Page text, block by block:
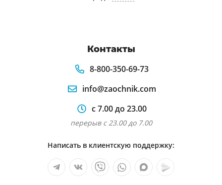
Контакты
8-800-350-69-73
info@zaochnik.com
с 7.00 до 23.00
перерыв с 23.00 до 7.00
Написать в клиентскую поддержку: